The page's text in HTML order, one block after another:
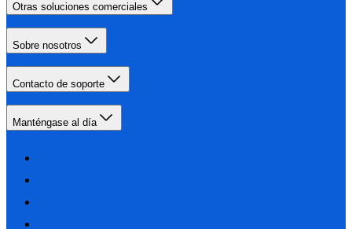
Otras soluciones comerciales
Sobre nosotros
Contacto de soporte
Manténgase al día